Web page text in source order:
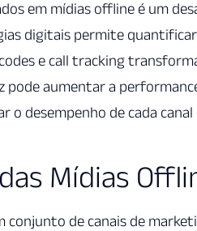
em mídias offline é um
digitais permite
e call tracking
pode aumentar a
o desempenho de cada
Mídias
conjunto de canais de